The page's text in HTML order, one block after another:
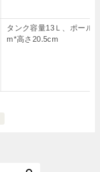
タンク容量13Ｌ、ポール
m*高さ20.5cm